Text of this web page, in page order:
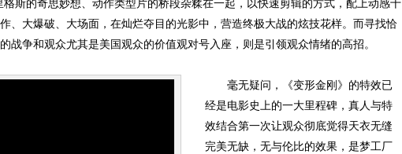
斯的奇思妙想、动作类型片的桥段杂糅在一起，以快速剪辑的方式，配上动感十
、大爆破、大场面，在灿烂夺目的光影中，营造终极大战的炫技花样。而寻找恰
战争和观众尤其是美国观众的价值观对号入座，则是引领观众情绪的高招。
毫无疑问，《变形金刚》的特效已
经是电影史上的一大里程碑，真人与特
效结合第一次让观众彻底觉得天衣无缝
完美无缺，无与伦比的效果，是梦工厂